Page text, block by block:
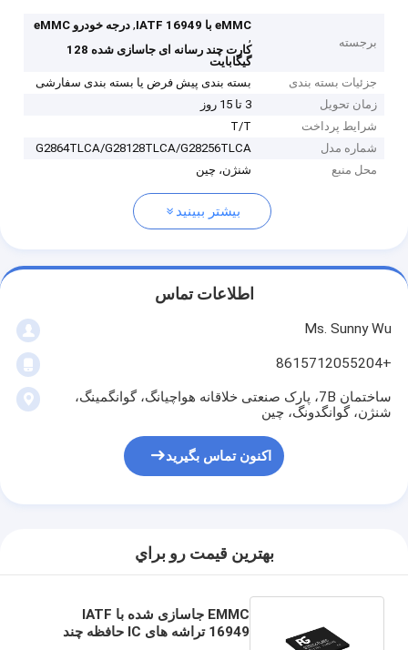
برجسته
eMMC با IATF 16949 ,درجه خودرو eMMC
,
کارت چند رسانه ای جاسازی شده 128
گیگابایت
جزئیات بسته بندی
بسته بندی پیش فرض یا بسته بندی سفارشی
زمان تحویل
3 تا 15 روز
شرایط پرداخت
T/T
شماره مدل
G2864TLCA/G28128TLCA/G28256TLCA
محل منبع
شنژن، چین
بیشتر ببینید
اطلاعات تماس
Ms. Sunny Wu
+8615712055204
ساختمان 7B، پارک صنعتی خلاقانه هواچیانگ، گوانگمینگ،
شنژن، گوانگدونگ، چین
اکنون تماس بگیرید
بهترين قيمت رو براي
EMMC جاسازی شده با IATF
16949 تراشه های IC حافظه چند